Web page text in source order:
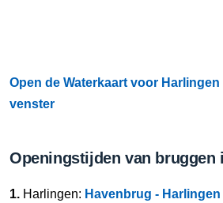
Open de Waterkaart voor
venster
Openingstijden van bruggen
1. Harlingen: Havenbrug - Harlingen